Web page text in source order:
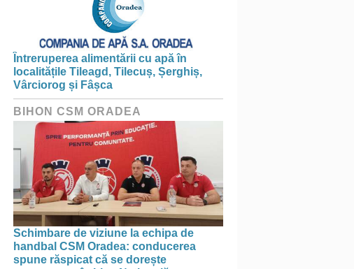
Întreruperea alimentării cu apă în
localitățile Tileagd, Tilecuș, Șerghiș,
Vârciorog și Fâșca
BIHON CSM ORADEA
Schimbare de viziune la echipa de
handbal CSM Oradea: conducerea
spune răspicat că se dorește